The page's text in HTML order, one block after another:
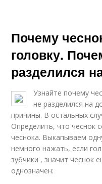
Почему
головку.
разделился
Узнайте почему
не разделился на
причины. В остальных
Определить, что чеснок
чеснока. Выкапываем
немного нажать, если
зубчики , значит чеснок
однозначен: